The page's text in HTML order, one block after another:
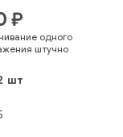
Форма
голубой
₽
одного
штучно
шт